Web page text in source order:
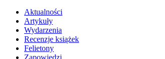
Aktualności
Artykuły
Wydarzenia
Recenzje książek
Felietony
Zapowiedzi